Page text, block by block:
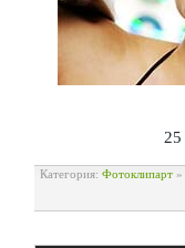
Категория: Фотоклипарт »